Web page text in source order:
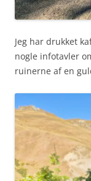
Jeg har drukket
nogle infotavler
ruinerne af en